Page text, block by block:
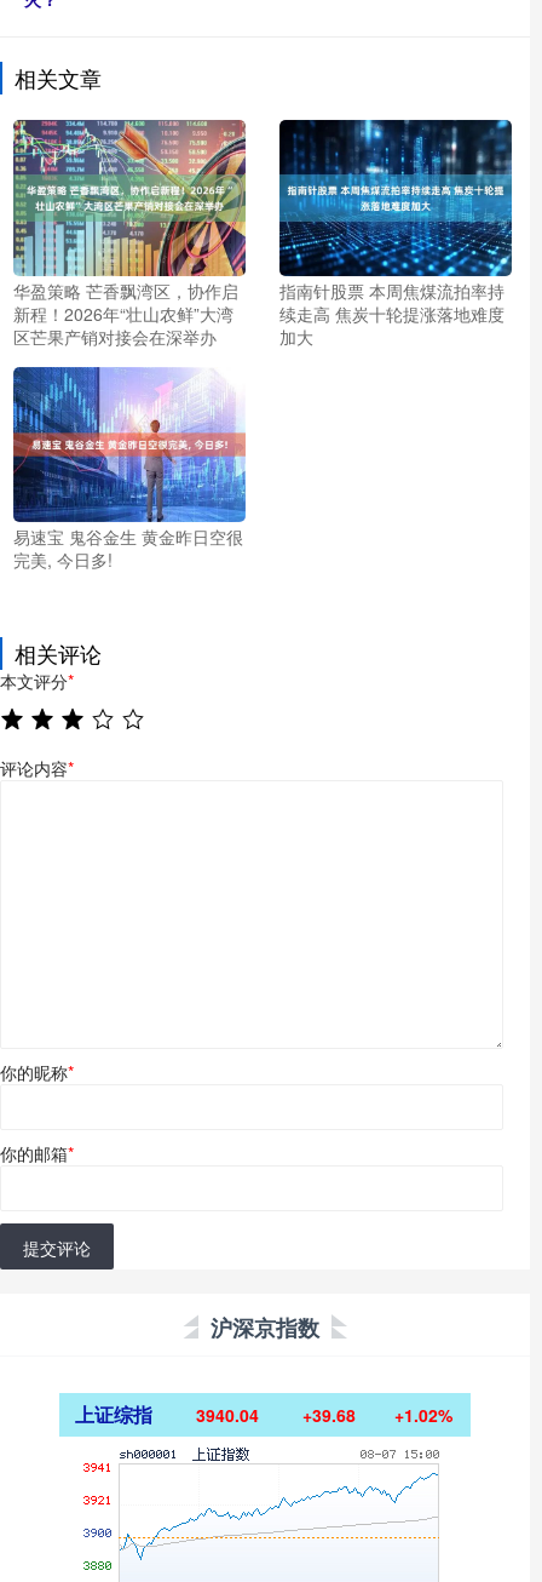
相关文章
华盈策略 芒香飘湾区，协作启
新程！2026年“壮山农鲜”大湾
区芒果产销对接会在深举办
指南针股票 本周焦煤流拍率持
续走高 焦炭十轮提涨落地难度
加大
易速宝 鬼谷金生 黄金昨日空很
完美, 今日多!
相关评论
本文评分*
评论内容*
你的昵称*
你的邮箱*
提交评论
沪深京指数
上证综指 3940.04 +39.68 +1.02%